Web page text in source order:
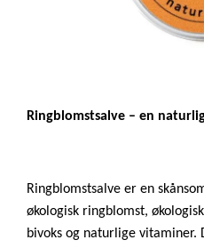
Ringblomstsalve – en
Ringblomstsalve er en
økologisk ringblomst,
bivoks og naturlige vitaminer.